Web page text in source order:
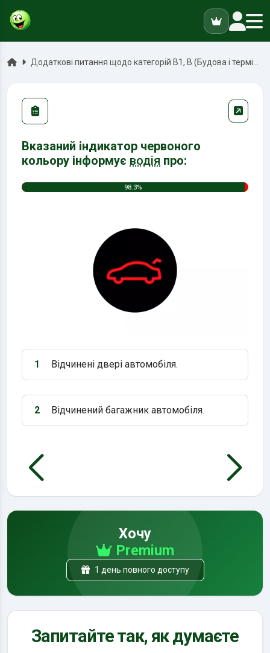
Головна
Вказаний індикатор червоного
кольору інформує водія про:
98.3%
Варіант 1:
1 Відчинені двері автомобіля.
Варіант 2:
2 Відчинений багажник автомобіля.
Хочу
Premium
1 день повного доступу
Запитайте так, як думаєте